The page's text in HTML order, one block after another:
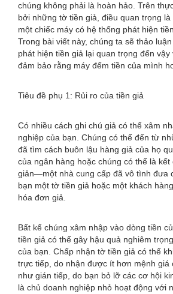
chúng không phải là hoàn hảo. Trên
bởi những tờ tiền giả, điều quan trọng
một chiếc máy có hệ thống phát hiện
Trong bài viết này, chúng ta sẽ thảo
phát hiện tiền giả lại quan trọng đến
đảm bảo rằng máy đếm tiền của mình
Tiêu đề phụ 1: Rủi ro của tiền giả
Có nhiều cách ghi chú giả có thể xâm
nghiệp của bạn. Chúng có thể đến từ
đã tìm cách buôn lậu hàng giả của họ
của ngân hàng hoặc chúng có thể là
giản—một nhà cung cấp đã vô tình đưa
bạn một tờ tiền giả hoặc một khách
hóa đơn giả.
Bất kể chúng xâm nhập vào dòng tiền
tiền giả có thể gây hậu quả nghiêm
của bạn. Chấp nhận tờ tiền giả có thể
trực tiếp, do nhận được ít hơn mệnh giá
như gián tiếp, do bạn bỏ lỡ các cơ hội
là chủ doanh nghiệp nhỏ hoạt động với